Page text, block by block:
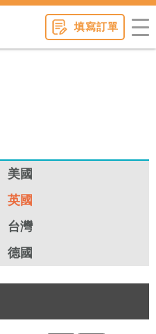
填寫訂單
美國
英國
台灣
德國